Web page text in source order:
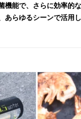
機能で、さらに効率的
あらゆるシーンで活用